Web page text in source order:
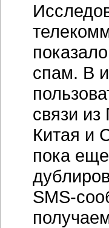
спам. В
связи
Китая и
пока
SMS-